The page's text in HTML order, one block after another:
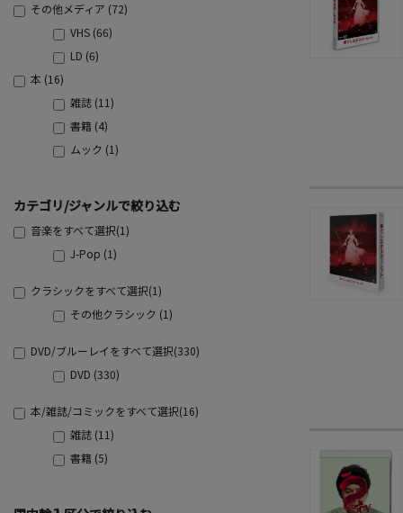
その他メディア (72)
VHS (66)
LD (6)
本 (16)
雑誌 (11)
書籍 (4)
ムック (1)
カテゴリ/ジャンルで絞り込む
音楽をすべて選択(1)
J-Pop (1)
クラシックをすべて選択(1)
その他クラシック (1)
DVD/ブルーレイをすべて選択(330)
DVD (330)
本/雑誌/コミックをすべて選択(16)
雑誌 (11)
書籍 (5)